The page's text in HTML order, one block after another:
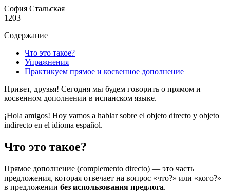
София Стальская
1203
Содержание
Что это такое?
Упражнения
Практикуем прямое и косвенное дополнение
Привет, друзья! Сегодня мы будем говорить о прямом и
косвенном дополнении в испанском языке.
¡Hola amigos! Hoy vamos a hablar sobre el objeto directo y objeto
indirecto en el idioma español.
Что это такое?
Прямое дополнение (complemento directo) — это часть
предложения, которая отвечает на вопрос «что?» или «кого?»
в предложении без использования предлога.